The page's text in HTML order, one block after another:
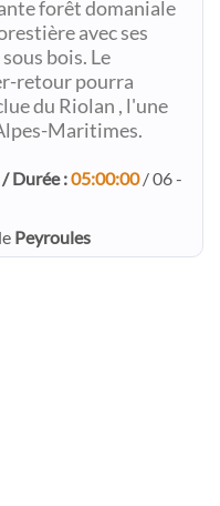
forêt domaniale
avec ses
bois. Le
retour pourra
du Riolan , l'une
Maritimes.
/ Durée :05:00:00/ 06 -
Peyroules